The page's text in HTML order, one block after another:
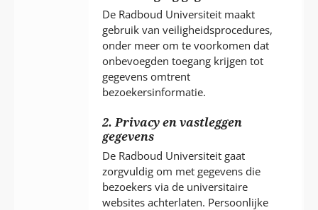
De Radboud Universiteit maakt
gebruik van veiligheidsprocedures,
onder meer om te voorkomen dat
onbevoegden toegang krijgen tot
gegevens omtrent
bezoekersinformatie.
2. Privacy en vastleggen
gegevens
De Radboud Universiteit gaat
zorgvuldig om met gegevens die
bezoekers via de universitaire
websites achterlaten. Persoonlijke